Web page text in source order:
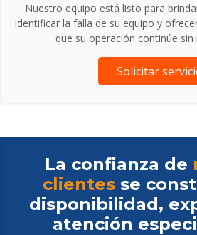
Nuestro equipo está listo para
identificar la falla de su equipo y
que su operación continúe sin
Solicitar
La confianza de
clientes se
disponibilidad,
atención